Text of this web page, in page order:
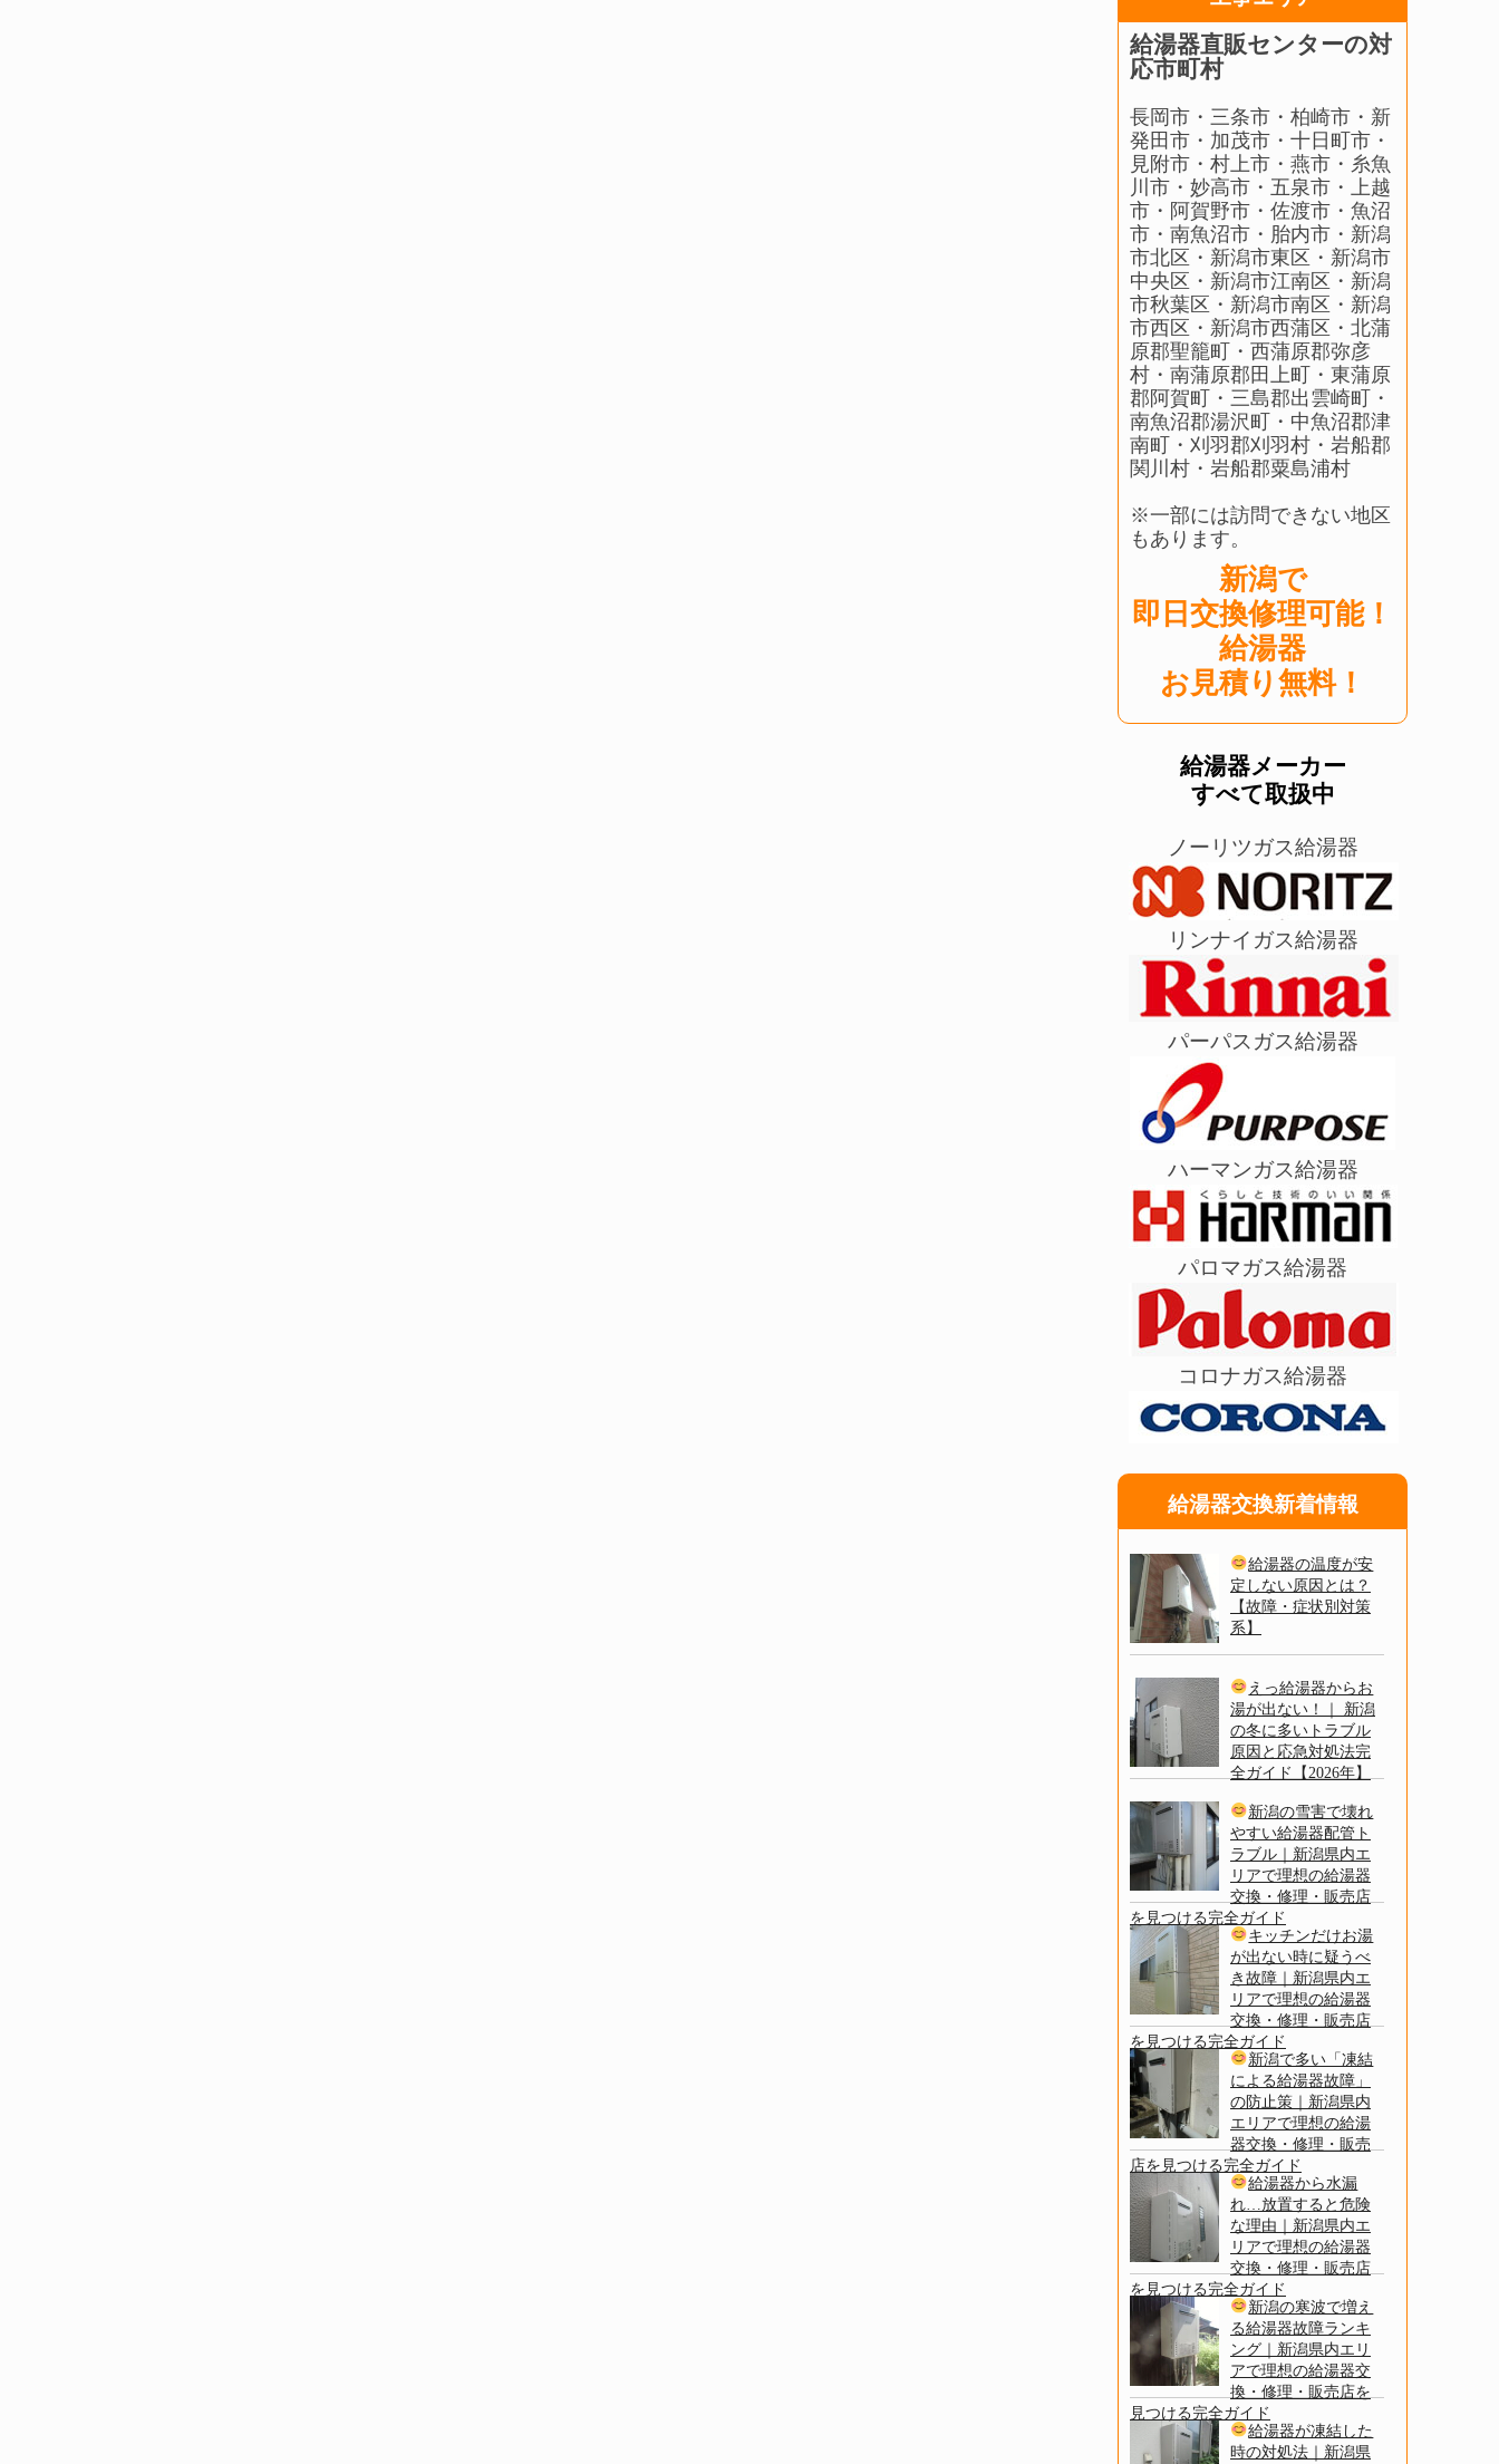
給湯器直販センターの対
応市町村
長岡市・三条市・柏崎市・新
発田市・加茂市・十日町市・
見附市・村上市・燕市・糸魚
川市・妙高市・五泉市・上越
市・阿賀野市・佐渡市・魚沼
市・南魚沼市・胎内市・新潟
市北区・新潟市東区・新潟市
中央区・新潟市江南区・新潟
市秋葉区・新潟市南区・新潟
市西区・新潟市西蒲区・北蒲
原郡聖籠町・西蒲原郡弥彦
村・南蒲原郡田上町・東蒲原
郡阿賀町・三島郡出雲崎町・
南魚沼郡湯沢町・中魚沼郡津
南町・刈羽郡刈羽村・岩船郡
関川村・岩船郡粟島浦村
※一部には訪問できない地区
もあります。
新潟で
即日交換修理可能！
給湯器
お見積り無料！
給湯器メーカー
すべて取扱中
ノーリツガス給湯器
リンナイガス給湯器
パーパスガス給湯器
ハーマンガス給湯器
パロマガス給湯器
コロナガス給湯器
給湯器交換新着情報
給湯器の温度が安
定しない原因とは？
【故障・症状別対策
系】
えっ給湯器からお
湯が出ない！｜ 新潟
の冬に多いトラブル
原因と応急対処法完
全ガイド【2026年】
新潟の雪害で壊れ
やすい給湯器配管ト
ラブル｜新潟県内エ
リアで理想の給湯器
交換・修理・販売店
を見つける完全ガイド
キッチンだけお湯
が出ない時に疑うべ
き故障｜新潟県内エ
リアで理想の給湯器
交換・修理・販売店
を見つける完全ガイド
新潟で多い「凍結
による給湯器故障」
の防止策｜新潟県内
エリアで理想の給湯
器交換・修理・販売
店を見つける完全ガイド
給湯器から水漏
れ…放置すると危険
な理由｜新潟県内エ
リアで理想の給湯器
交換・修理・販売店
を見つける完全ガイド
新潟の寒波で増え
る給湯器故障ランキ
ング｜新潟県内エリ
アで理想の給湯器交
換・修理・販売店を
見つける完全ガイド
給湯器が凍結した
時の対処法｜新潟県